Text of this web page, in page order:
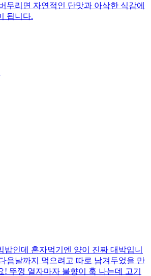
무리면 자연적인 단맛과 아삭한 식감에
됩니다.
밥인데 혼자먹기엔 양이 진짜 대박입니
음날까지 먹으려고 따로 남겨두었을 만
! 뚜껑 열자마자 불향이 훅 나는데 고기